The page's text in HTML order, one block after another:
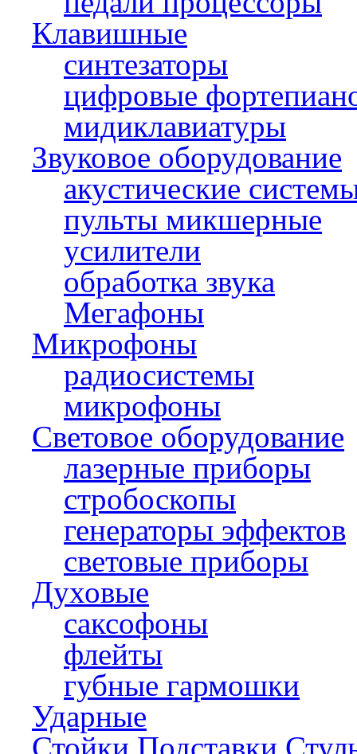
Клавишные
синтезаторы
цифровые
мидиклавиатуры
Звуковое оборудование
акустические
пульты микшерные
усилители
обработка звука
Мегафоны
Микрофоны
радиосистемы
микрофоны
Световое оборудование
лазерные приборы
стробоскопы
генераторы эффектов
световые приборы
Духовые
саксофоны
флейты
губные гармошки
Ударные